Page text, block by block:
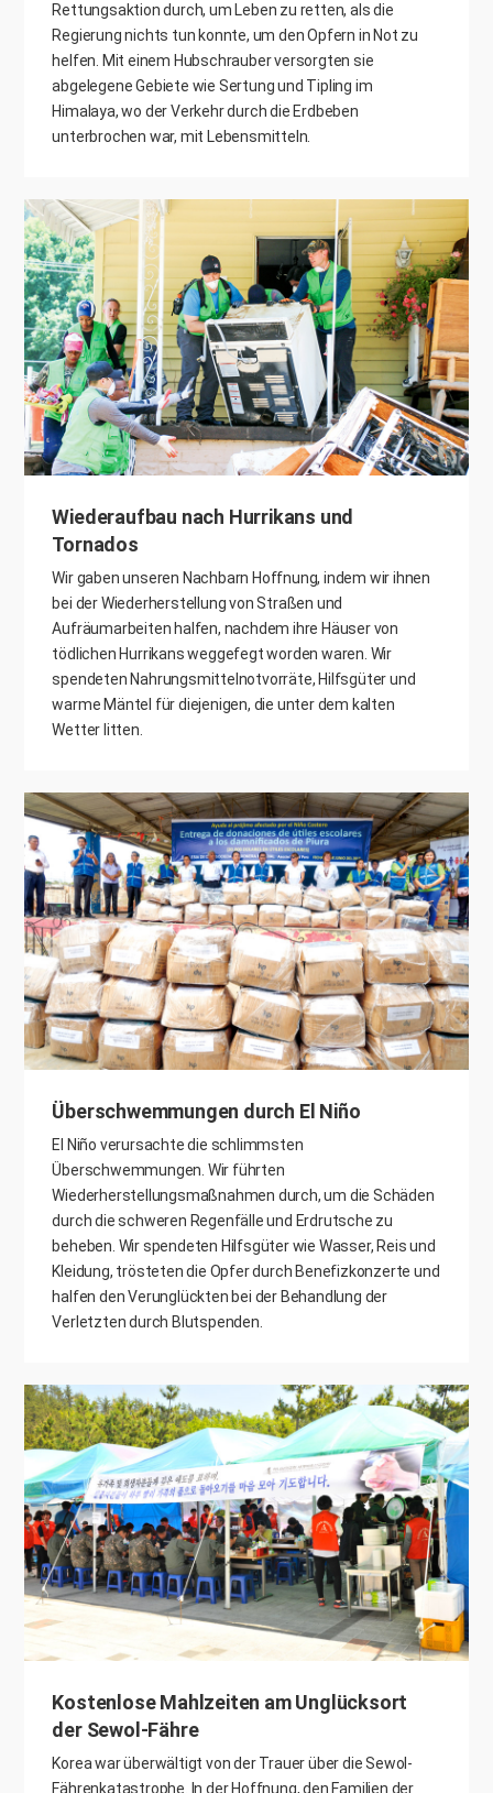
Rettungsaktion durch, um Leben zu retten, als die
Regierung nichts tun konnte, um den Opfern in Not zu
helfen. Mit einem Hubschrauber versorgten sie
abgelegene Gebiete wie Sertung und Tipling im
Himalaya, wo der Verkehr durch die Erdbeben
unterbrochen war, mit Lebensmitteln.
Wiederaufbau nach Hurrikans und
Tornados
Wir gaben unseren Nachbarn Hoffnung, indem wir ihnen
bei der Wiederherstellung von Straßen und
Aufräumarbeiten halfen, nachdem ihre Häuser von
tödlichen Hurrikans weggefegt worden waren. Wir
spendeten Nahrungsmittelnotvorräte, Hilfsgüter und
warme Mäntel für diejenigen, die unter dem kalten
Wetter litten.
Überschwemmungen durch El Niño
El Niño verursachte die schlimmsten
Überschwemmungen. Wir führten
Wiederherstellungsmaßnahmen durch, um die Schäden
durch die schweren Regenfälle und Erdrutsche zu
beheben. Wir spendeten Hilfsgüter wie Wasser, Reis und
Kleidung, trösteten die Opfer durch Benefizkonzerte und
halfen den Verunglückten bei der Behandlung der
Verletzten durch Blutspenden.
Kostenlose Mahlzeiten am Unglücksort
der Sewol-Fähre
Korea war überwältigt von der Trauer über die Sewol-
Fährenkatastrophe. In der Hoffnung, den Familien der